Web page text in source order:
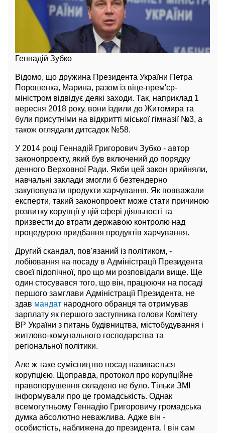
Геннадій Зубко
Відомо, що дружина Президента України Петра
Порошенка, Марина, разом із віце-прем'єр-
міністром відвідує деякі заходи. Так, наприклад 1
вересня 2018 року, вони їздили до Житомира та
були присутніми на відкритті міської гімназії №3, а
також оглядали дитсадок №58.
У 2014 році Геннадій Григорович Зубко - автор
законопроекту, який був включений до порядку
денного Верховної Ради. Якби цей закон прийняли,
навчальні заклади змогли б безтендерно
закуповувати продукти харчування. Як повважали
експерти, такий законопроект може стати причиною
розвитку корупції у цій сфері діяльності та
призвести до втрати державою контролю над
процедурою придбання продуктів харчування.
Другий скандал, пов'язаний із політиком, -
лобіювання на посаду в Адміністрації Президента
своєї підопічної, про що ми розповідали вище. Ще
один стосувався того, що він, працюючи на посаді
першого замглави Адміністрації Президента, не
здав мандат народного обранця та отримував
зарплату як першого заступника голови Комітету
ВР України з питань будівництва, містобудування і
житлово-комунального господарства та
регіональної політики.
Але ж таке сумісництво посад називається
корупцією. Щоправда, протокол про корупційне
правопорушення складено не було. Тільки ЗМІ
інформували про це громадськість. Однак
всемогутньому Геннадію Григоровичу громадська
думка абсолютно неважлива. Адже він -
особистість, наближена до президента. І він сам